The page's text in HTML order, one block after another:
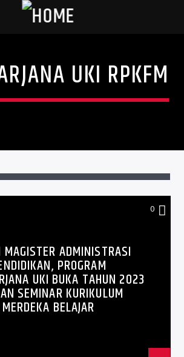
UKI RPKFM
0
MAGISTER ADMINISTRASI
PROGRAM
UKI BUKA TAHUN 2023
SEMINAR KURIKULUM
MERDEKA BELAJAR